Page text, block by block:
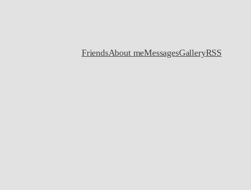
FriendsAbout meMessagesGalleryRSS